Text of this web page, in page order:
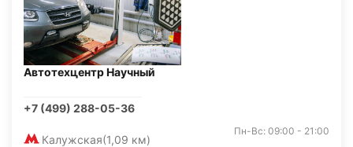
Автотехцентр Научный
+7 (499) 288-05-36
Калужская(1,09 км)
Пн-Вс: 09:00 - 21:00